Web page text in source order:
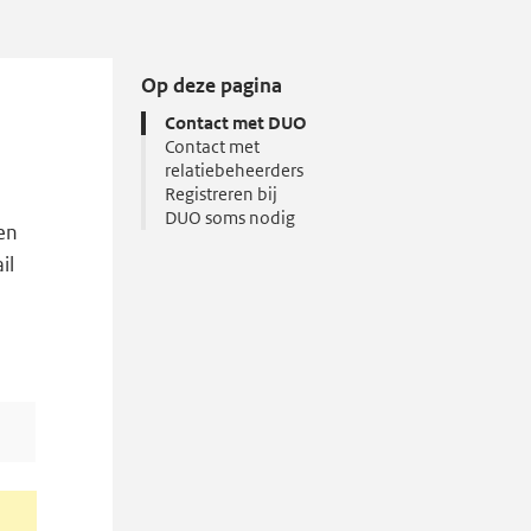
Op deze pagina
Contact met DUO
Contact met
relatiebeheerders
Registreren bij
DUO soms nodig